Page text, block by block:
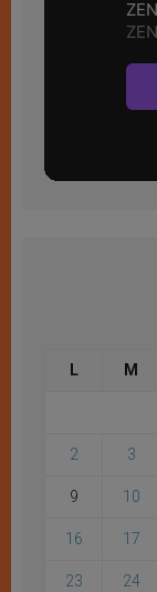
L M
2 3
9 10
16 17
23 24